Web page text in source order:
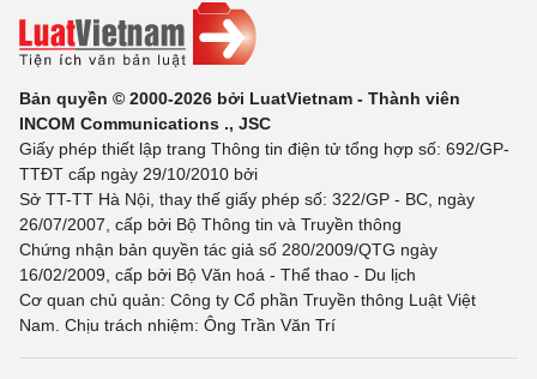
Bản quyền © 2000-2026 bởi LuatVietnam - Thành viên
INCOM Communications ., JSC
Giấy phép thiết lập trang Thông tin điện tử tổng hợp số: 692/GP-
TTĐT cấp ngày 29/10/2010 bởi
Sở TT-TT Hà Nội, thay thế giấy phép số: 322/GP - BC, ngày
26/07/2007, cấp bởi Bộ Thông tin và Truyền thông
Chứng nhận bản quyền tác giả số 280/2009/QTG ngày
16/02/2009, cấp bởi Bộ Văn hoá - Thể thao - Du lịch
Cơ quan chủ quản: Công ty Cổ phần Truyền thông Luật Việt
Nam. Chịu trách nhiệm: Ông Trần Văn Trí